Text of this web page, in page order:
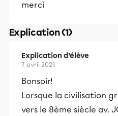
merci
Explication (1)
Explication d’élève
7 avril 2021
Bonsoir!
Lorsque la civilisation
vers le 8ème siècle av.